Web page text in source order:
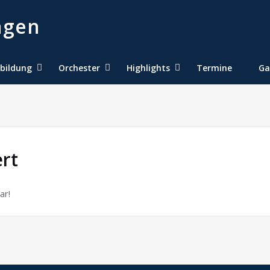
Orchester Highlights Termine